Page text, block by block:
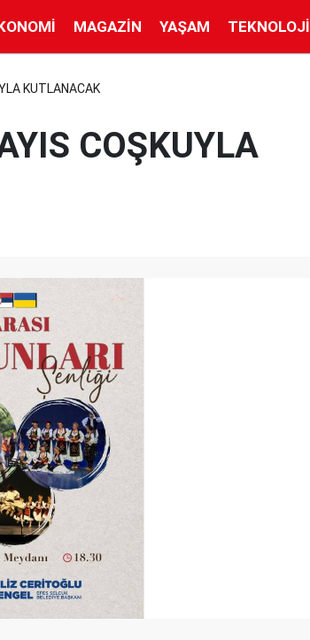
MAGAZIN YAŞAM TEKNOLOJI
KUTLANACAK
COŞKUYLA